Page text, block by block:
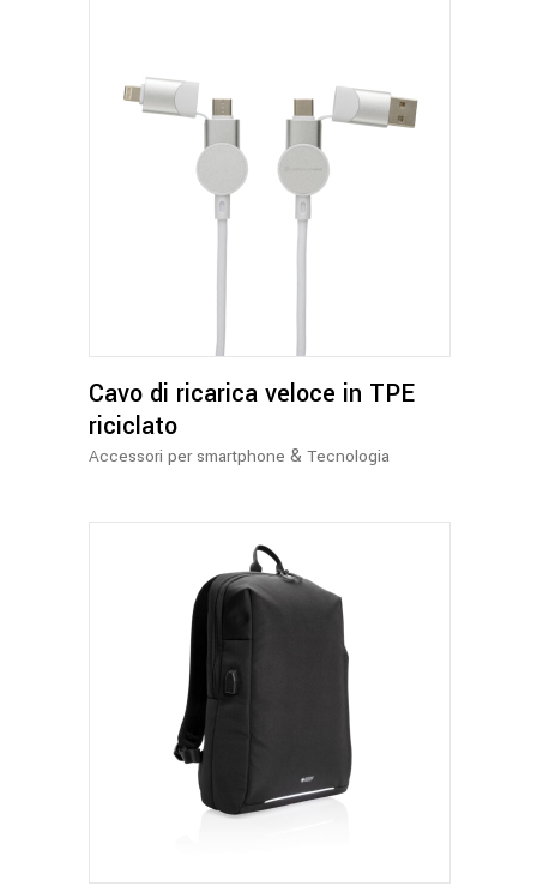
Questo
prodotto
opzioni
possono
scelte
prodotto
Cavo di ricarica veloce in TPE
riciclato
Accessori per smartphone & Tecnologia